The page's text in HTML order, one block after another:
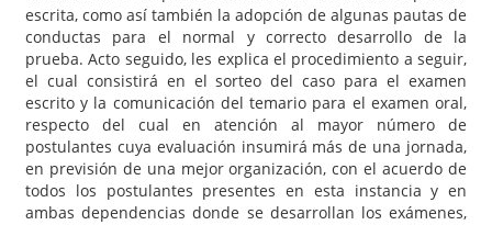
escrita, como así también la adopción de algunas pautas de
conductas para el normal y correcto desarrollo de la
prueba. Acto seguido, les explica el procedimiento a seguir,
el cual consistirá en el sorteo del caso para el examen
escrito y la comunicación del temario para el examen oral,
respecto del cual en atención al mayor número de
postulantes cuya evaluación insumirá más de una jornada,
en previsión de una mejor organización, con el acuerdo de
todos los postulantes presentes en esta instancia y en
ambas dependencias donde se desarrollan los exámenes,